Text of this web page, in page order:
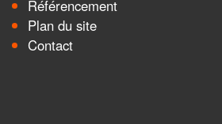
Référencement
Plan du site
Contact